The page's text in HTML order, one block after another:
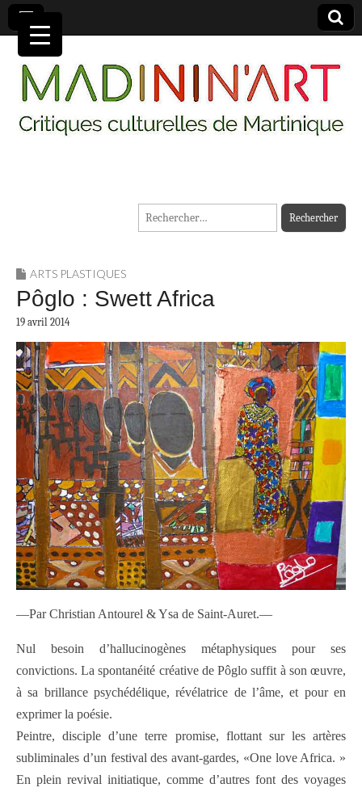
MADININ'ART
Rechercher :
ARTS PLASTIQUES
Pôglo : Swett Africa
19 avril 2014
—Par Christian Antourel & Ysa de Saint-Auret.—
Nul besoin d’hallucinogènes métaphysiques pour ses
convictions. La spontanéité créative de Pôglo suffit à son œuvre,
à sa brillance psychédélique, révélatrice de l’âme, et pour en
exprimer la poésie.
Peintre, disciple d’une terre promise, flottant sur les artères
subliminales d’un festival des avant-gardes, «One love Africa. »
En plein revival initiatique, comme d’autres font des voyages